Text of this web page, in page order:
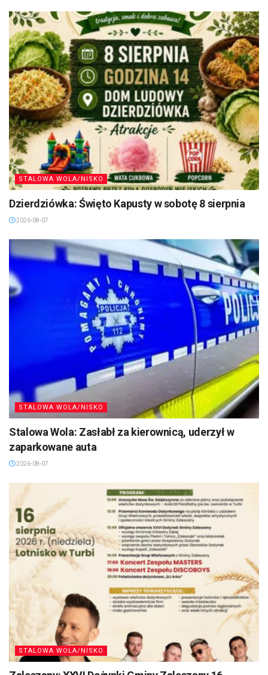
STALOWA WOLA/NISKO
Dzierdziówka: Święto Kapusty w sobotę 8 sierpnia
2026-08-07
STALOWA WOLA/NISKO
Stalowa Wola: Zasłabł za kierownicą, uderzył w
zaparkowane auta
2026-08-07
STALOWA WOLA/NISKO